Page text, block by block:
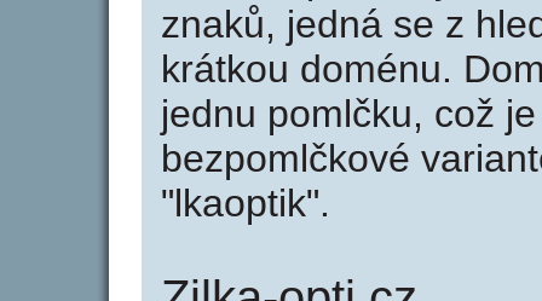
znaků, jedná se z
krátkou doménu.
jednu pomlčku, což
bezpomlčkové
"lkaoptik".